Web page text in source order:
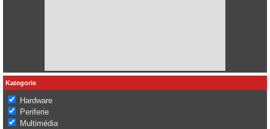
Kategorie
Hardware
Periferie
Multimédia